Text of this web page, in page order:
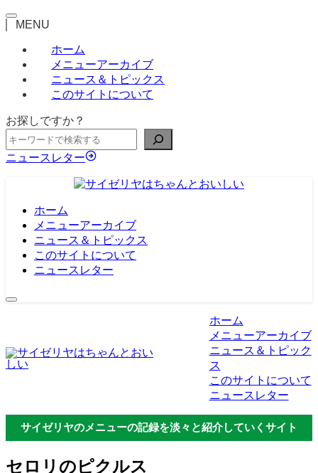
MENU
ホーム
メニューアーカイブ
ニュース＆トピックス
このサイトについて
お探しですか？
ニュースレター
ホーム
メニューアーカイブ
ニュース＆トピックス
このサイトについて
ニュースレター
ホーム
メニューアーカイブ
ニュース＆トピック
ス
このサイトについて
ニュースレター
サイゼリヤのメニューの記録を淡々と紹介していくサイト
セロリのピクルス